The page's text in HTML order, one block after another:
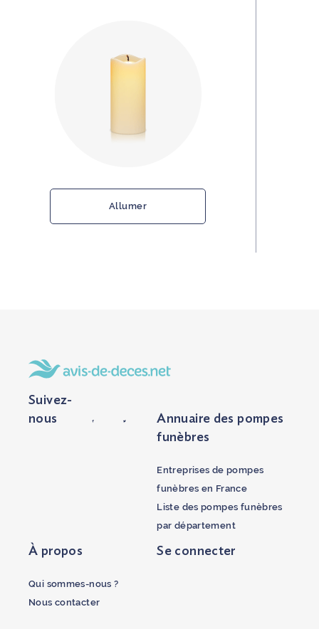
Allumer
Suivez-
nous
Annuaire des pompes
funèbres
Entreprises de pompes
funèbres en France
Liste des pompes funèbres
par département
À propos
Qui sommes-nous ?
Nous contacter
Se connecter